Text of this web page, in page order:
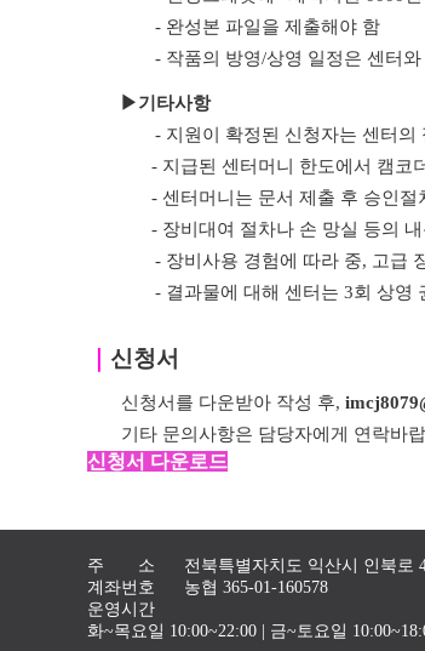
- 완성본 파일을 제출해야 함
- 작품의 방영/상영 일정은 센터
▶기타사항
- 지원이 확정된 신청자는 센터의
- 지급된 센터머니 한도에서 캠코
- 센터머니는 문서 제출 후 승인절
- 장비대여 절차나 손 망실 등의
- 장비사용 경험에 따라 중, 고급
- 결과물에 대해 센터는 3회 상영
신청서
신청서를 다운받아 작성 후,
기타 문의사항은 담당자에게 연락바
신청서 다운로드
주 소 전북특별자치도 익산시 인북로
계좌번호
농협 365-01-160578
운영시간
화~목요일 10:00~22:00 | 금~토요일